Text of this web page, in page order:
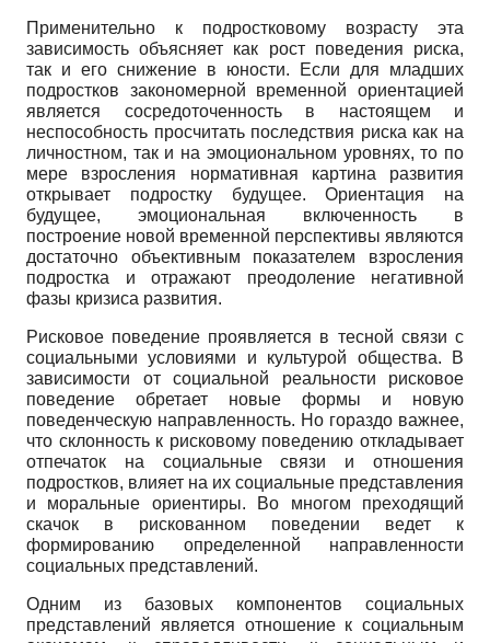
Применительно к подростковому возрасту эта
зависимость объясняет как рост поведения риска,
так и его снижение в юности. Если для младших
подростков закономерной временной ориентацией
является сосредоточенность в настоящем и
неспособность просчитать последствия риска как на
личностном, так и на эмоциональном уровнях, то по
мере взросления нормативная картина развития
открывает подростку будущее. Ориентация на
будущее, эмоциональная включенность в
построение новой временной перспективы являются
достаточно объективным показателем взросления
подростка и отражают преодоление негативной
фазы кризиса развития.
Рисковое поведение проявляется в тесной связи с
социальными условиями и культурой общества. В
зависимости от социальной реальности рисковое
поведение обретает новые формы и новую
поведенческую направленность. Но гораздо важнее,
что склонность к рисковому поведению откладывает
отпечаток на социальные связи и отношения
подростков, влияет на их социальные представления
и моральные ориентиры. Во многом преходящий
скачок в рискованном поведении ведет к
формированию определенной направленности
социальных представлений.
Одним из базовых компонентов социальных
представлений является отношение к социальным